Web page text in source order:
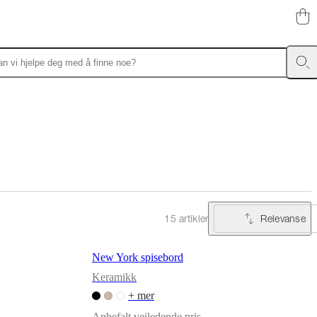
15 artikler Relevanse
New York spisebord
Keramikk
+ mer